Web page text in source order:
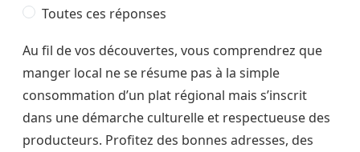
Toutes ces réponses
Au fil de vos découvertes, vous comprendrez que
manger local ne se résume pas à la simple
consommation d’un plat régional mais s’inscrit
dans une démarche culturelle et respectueuse des
producteurs. Profitez des bonnes adresses, des